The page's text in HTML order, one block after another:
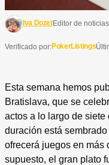
Iva DozetEditor de noticias
Verificado por:PokerListings
Esta semana hemos
Bratislava, que se
actos a lo largo de
duración está
ofrecerá juegos en más
supuesto, el gran plato